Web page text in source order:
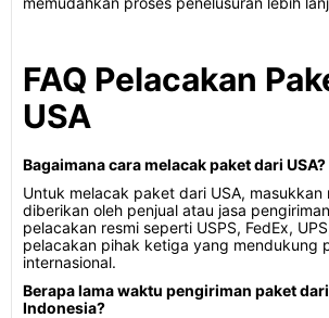
FAQ Pelacakan
USA
Bagaimana cara melacak paket dari USA?
Untuk melacak paket dari USA, masukkan
diberikan oleh penjual atau jasa
pelacakan resmi seperti USPS, FedEx,
pelacakan pihak ketiga yang mendukung
internasional.
Berapa lama waktu pengiriman paket dari
Indonesia?